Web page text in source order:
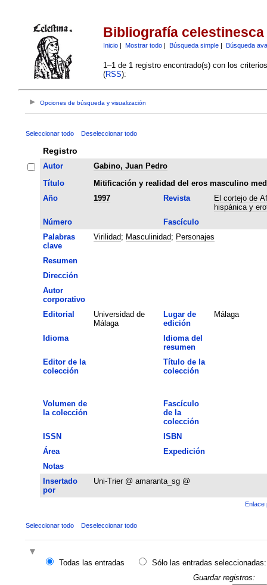
Bibliografía celestinesca
Inicio| Mostrar todo| Búsqueda simple| Búsqueda
1–1 de 1 registro encontrado(s) con los
(RSS):
Opciones de búsqueda y visualización
Seleccionar todo Deseleccionar todo
Registro
Autor
Gabino, Juan Pedro
Título
Mitificación y realidad del eros masculino
Año
1997 Revista
El cortejo de
hispánica y
Número
Fascículo
Palabras
clave
Virilidad; Masculinidad; Personajes
Resumen
Dirección
Autor
corporativo
Editorial
Universidad de
Málaga
Lugar de
edición
Málaga
Idioma
Idioma del
resumen
Editor de la
colección
Título de la
colección
Volumen de
la colección
Fascículo
de la
colección
ISSN
ISBN
Área
Expedición
Notas
Insertado
por
Uni-Trier @ amaranta_sg @
Enlace
Seleccionar todo Deseleccionar todo
Todas las entradas
Sólo las entradas seleccionadas:
Guardar registros: